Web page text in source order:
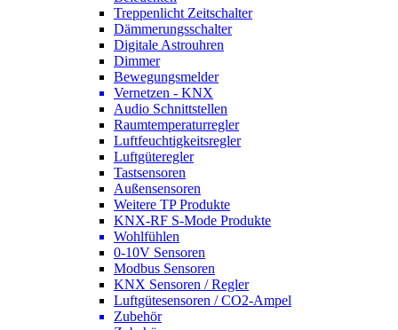
Treppenlicht Zeitschalter
Dämmerungsschalter
Digitale Astrouhren
Dimmer
Bewegungsmelder
Vernetzen - KNX
Audio Schnittstellen
Raumtemperaturregler
Luftfeuchtigkeitsregler
Luftgüteregler
Tastsensoren
Außensensoren
Weitere TP Produkte
KNX-RF S-Mode Produkte
Wohlfühlen
0-10V Sensoren
Modbus Sensoren
KNX Sensoren / Regler
Luftgütesensoren / CO2-Ampel
Zubehör